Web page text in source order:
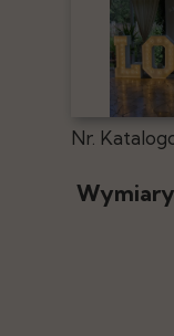
Nr.
Wymiary